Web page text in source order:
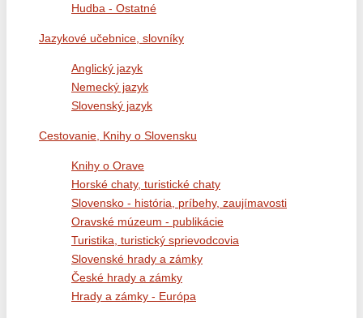
Hudba - Ostatné
Jazykové učebnice, slovníky
Anglický jazyk
Nemecký jazyk
Slovenský jazyk
Cestovanie, Knihy o Slovensku
Knihy o Orave
Horské chaty, turistické chaty
Slovensko - história, príbehy, zaujímavosti
Oravské múzeum - publikácie
Turistika, turistický sprievodcovia
Slovenské hrady a zámky
České hrady a zámky
Hrady a zámky - Európa